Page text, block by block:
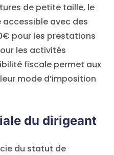
de petite taille, le
avec des
pour les prestations
les activités
fiscale permet aux
mode d’imposition
du dirigeant
du statut de